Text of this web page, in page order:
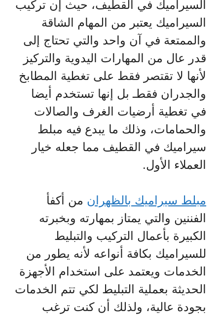
السيراميك في القطيف، حيث إن تركيب
السيراميك يعتبر من المهام الشاقة
والممتعة في آن واحد والتي تحتاج إلى
قدر عال من المهارات اليدوية والتركيز
لأنها لا تقتصر فقط على تغطية المطابخ
والجدران فقطـ بل إنها تستخدم أيضا
في تغطية أرضيات الغرف والصالات
والحمامات، وذلك ما يبدع فيه مبلط
سيراميك في القطيف مما جعله خيار
العملاء الأول.
مبلط سيراميك بالظهران من أكفأ
الفننين والتي يمتاز بمهارته وبخبرته
الكبيرة بأعمال التركيب والتبليط
للسيراميك بكافة أنواعه لأنه يطور من
الخدمات ويعتمد على استخدام الأجهزة
الحديثة بعملية التبليط لكي تتم الخدمات
بجودة عالية، ولذلك أن كنت ترغب